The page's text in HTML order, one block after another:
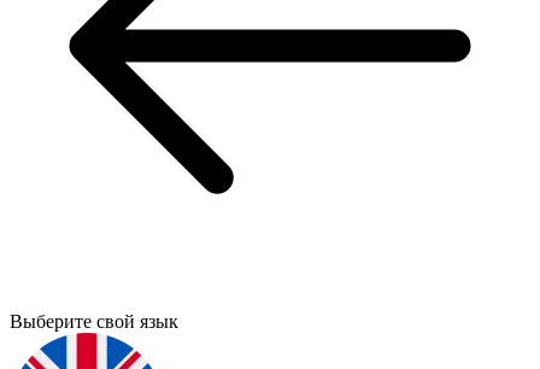
Выберите свой язык